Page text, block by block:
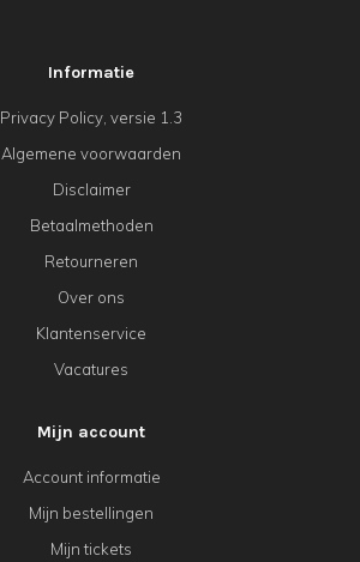
Informatie
Privacy Policy, versie 1.3
Algemene voorwaarden
Disclaimer
Betaalmethoden
Retourneren
Over ons
Klantenservice
Vacatures
Mijn account
Account informatie
Mijn bestellingen
Mijn tickets